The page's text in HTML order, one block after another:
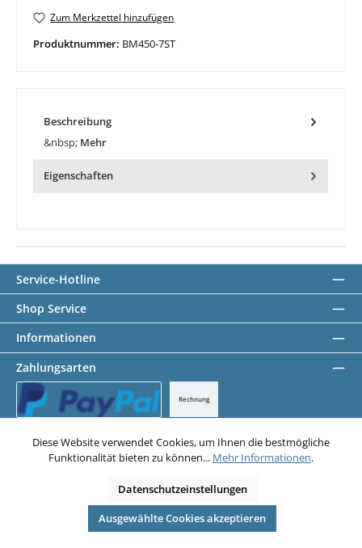
Zum Merkzettel hinzufügen
Produktnummer: BM450-7ST
Beschreibung
&nbsp; Mehr
Eigenschaften
Service-Hotline
Shop Service
Informationen
Zahlungsarten
Rechnung
Datenschutz AGB Impressum
Alle Preise exkl. gesetzl. Mehrwertsteuer zzgl.Versandkosten
© 2026 Abstandsbolzen Shop - Alle Rechte vorbehalten. Theme by
Diese Website verwendet Cookies, um Ihnen die bestmögliche
Funktionalität bieten zu können... Mehr Informationen.
Datenschutzeinstellungen
Ausgewählte Cookies akzeptieren